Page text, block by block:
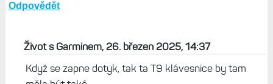
Odpovědět
Život s Garminem, 26. březen 2025, 14:37
Když se zapne dotyk, tak ta T9 klávesnice by tam